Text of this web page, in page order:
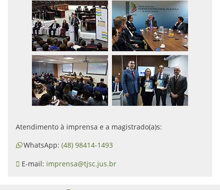
Atendimento à imprensa e a magistrado(a)s:
WhatsApp: (48) 98414-1493
E-mail: imprensa@tjsc.jus.br